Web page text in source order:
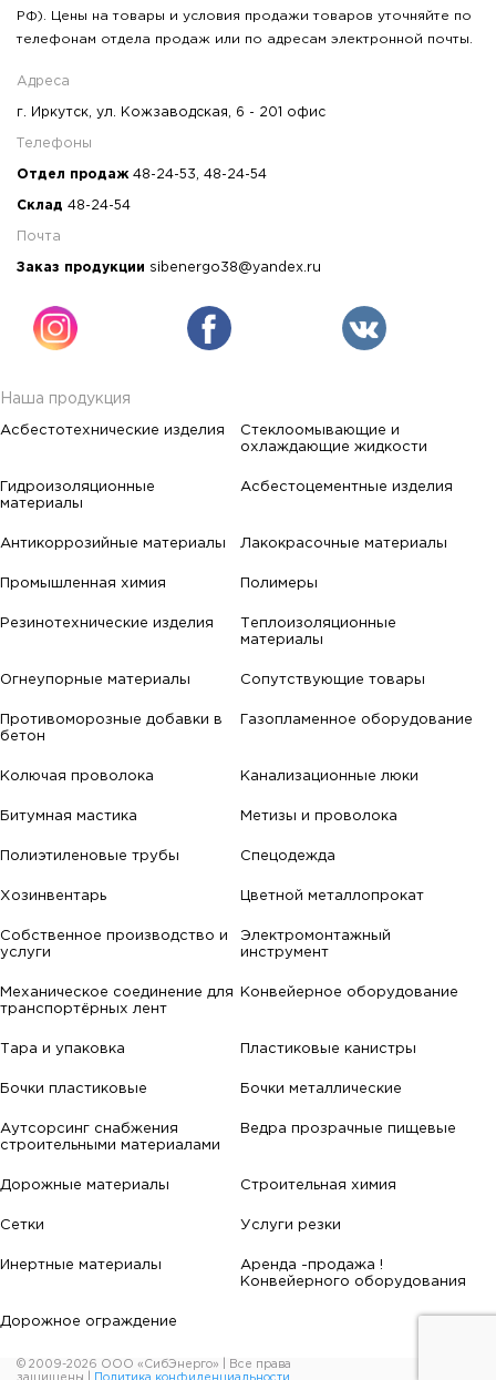
РФ). Цены на товары и условия продажи товаров уточняйте по
телефонам отдела продаж или по адресам электронной почты.
Адреса
г. Иркутск, ул. Кожзаводская, 6 - 201 офис
Телефоны
Отдел продаж 48-24-53 48-24-54
Склад 48-24-54
Почта
Заказ продукции sibenergo38@yandex.ru
Наша продукция
Асбестотехнические изделия
Стеклоомывающие и
охлаждающие жидкости
Гидроизоляционные
материалы
Асбестоцементные изделия
Антикоррозийные материалы Лакокрасочные материалы
Промышленная химия Полимеры
Резинотехнические изделия
Теплоизоляционные
материалы
Огнеупорные материалы Сопутствующие товары
Противоморозные добавки в
бетон
Газопламенное оборудование
Колючая проволока Канализационные люки
Битумная мастика Метизы и проволока
Полиэтиленовые трубы Спецодежда
Хозинвентарь Цветной металлопрокат
Собственное производство и
услуги
Электромонтажный
инструмент
Механическое соединение для
транспортёрных лент
Конвейерное оборудование
Тара и упаковка Пластиковые канистры
Бочки пластиковые Бочки металлические
Аутсорсинг снабжения
строительными материалами
Ведра прозрачные пищевые
Дорожные материалы Строительная химия
Сетки Услуги резки
Инертные материалы
Аренда -продажа !
Конвейерного оборудования
Дорожное ограждение
© 2009-2026 ООО «СибЭнерго» | Все права
защищены |
Политика конфиденциальности